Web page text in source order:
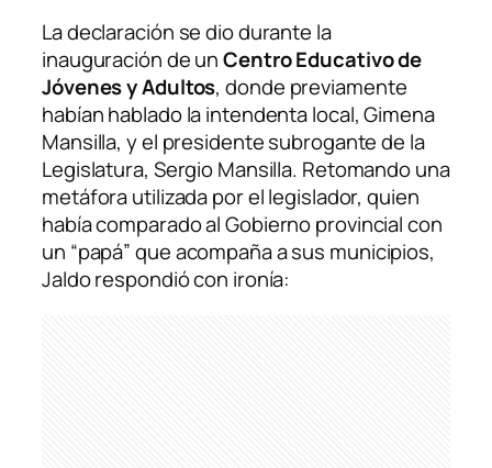
La declaración se dio durante la
inauguración de unCentro Educativo de
Jóvenes y Adultos, donde previamente
habían hablado la intendenta local, Gimena
Mansilla, y el presidente subrogante de la
Legislatura, Sergio Mansilla. Retomando una
metáfora utilizada por el legislador, quien
había comparado al Gobierno provincial con
un “papá” que acompaña a sus municipios,
Jaldo respondió con ironía: